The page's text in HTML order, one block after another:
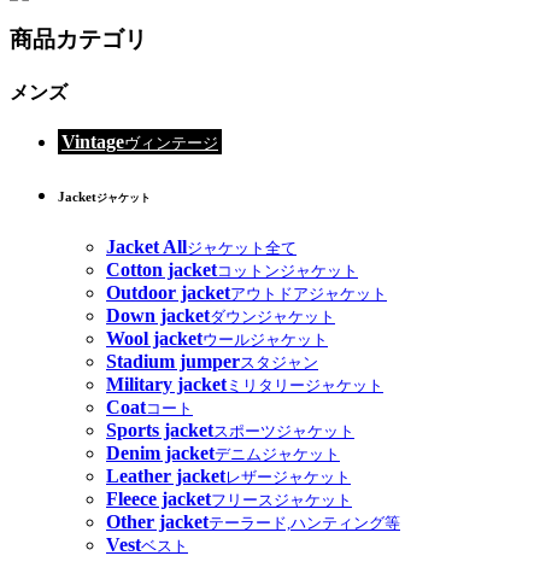
商品カテゴリ
メンズ
Vintageヴィンテージ
Jacketジャケット
Jacket Allジャケット全て
Cotton jacketコットンジャケット
Outdoor jacketアウトドアジャケット
Down jacketダウンジャケット
Wool jacketウールジャケット
Stadium jumperスタジャン
Military jacketミリタリージャケット
Coatコート
Sports jacketスポーツジャケット
Denim jacketデニムジャケット
Leather jacketレザージャケット
Fleece jacketフリースジャケット
Other jacketテーラード,ハンティング等
Vestベスト